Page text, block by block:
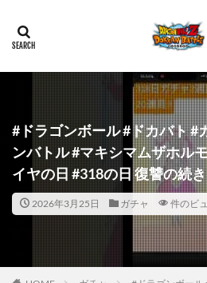
#ドラゴンボール #ドカバト #
ンバトル #マキシマムザホル
イヤの日 #318の日 復讐の続
2026年3月25日 ガチャ 件のビ